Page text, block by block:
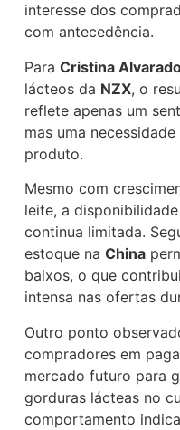
interesse dos
com antecedência.
ParaCristina
lácteos da NZX, o
reflete apenas um
mas uma
produto.
Mesmo com
leite, a
continua limitada.
estoque naChina
baixos, o que
intensa nas ofertas
Outro ponto
compradores em
mercado futuro para
gorduras lácteas no
comportamento